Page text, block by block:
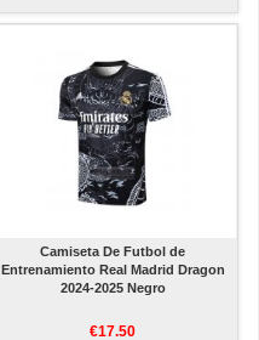
Camiseta De Futbol de
Entrenamiento Real Madrid Dragon
2024-2025 Negro
€17.50